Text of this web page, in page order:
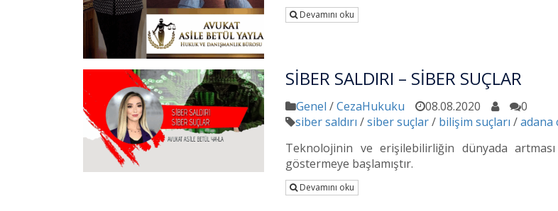
Devamını oku
SİBER SALDIRI – SİBER SUÇLAR
Genel /CezaHukuku 08.08.2020
0
siber saldırı /siber suçlar/ bilişim suçları /adana
Teknolojinin ve erişilebilirliğin dünyada
göstermeye başlamıştır.
Devamını oku